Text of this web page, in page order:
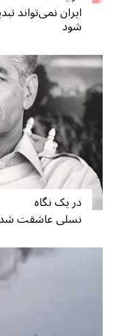
ایران نمی‌تواند
شود
در یک نگاه
نسلی عاشقت شد